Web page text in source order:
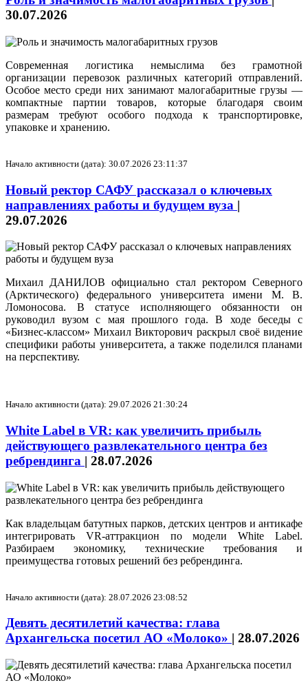
30.07.2026
Современная логистика немыслима без грамотной
организации перевозок различных категорий отправлений.
Особое место среди них занимают малогабаритные грузы —
компактные партии товаров, которые благодаря своим
размерам требуют особого подхода к транспортировке,
упаковке и хранению.
Начало активности (дата): 30.07.2026 23:11:37
Новый ректор САФУ рассказал о ключевых
направлениях работы и будущем вуза |
29.07.2026
Михаил ДАНИЛОВ официально стал ректором Северного
(Арктического) федерального университета имени М. В.
Ломоносова. В статусе исполняющего обязанности он
руководил вузом с мая прошлого года. В ходе беседы с
«Бизнес-классом» Михаил Викторович раскрыл своё видение
специфики работы университета, а также поделился планами
на перспективу.
Начало активности (дата): 29.07.2026 21:30:24
White Label в VR: как увеличить прибыль
действующего развлекательного центра без
ребрендинга | 28.07.2026
Как владельцам батутных парков, детских центров и антикафе
интегрировать VR-аттракцион по модели White Label.
Разбираем экономику, технические требования и
преимущества готовых решений без ребрендинга.
Начало активности (дата): 28.07.2026 23:08:52
Девять десятилетий качества: глава
Архангельска посетил АО «Молоко» | 28.07.2026